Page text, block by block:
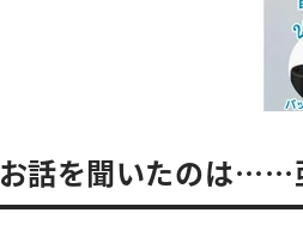
お話を聞いたのは……